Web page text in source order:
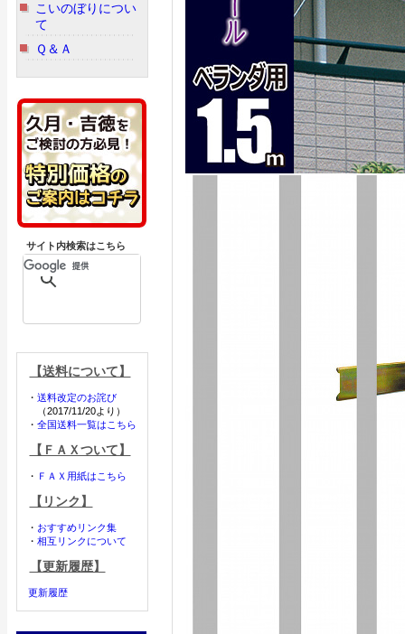
こいのぼりについ
て
Ｑ＆Ａ
サイト内検索はこちら
【送料について】
・ 送料改定のお詫び
（2017/11/20より）
・ 全国送料一覧はこちら
【ＦＡＸついて】
・ ＦＡＸ用紙はこちら
【リンク】
・ おすすめリンク集
・ 相互リンクについて
【更新履歴】
更新履歴